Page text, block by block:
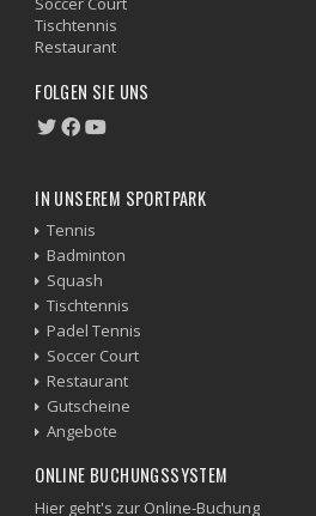
Tischtennis
Restaurant
FOLGEN SIE UNS
IN UNSEREM SPORTPARK
Tennis
Badminton
Squash
Tischtennis
Padel Tennis
Soccer Court
Restaurant
Gutscheine
Angebote
ONLINE BUCHUNGSSYSTEM
Hier geht's zur Online-Buchung